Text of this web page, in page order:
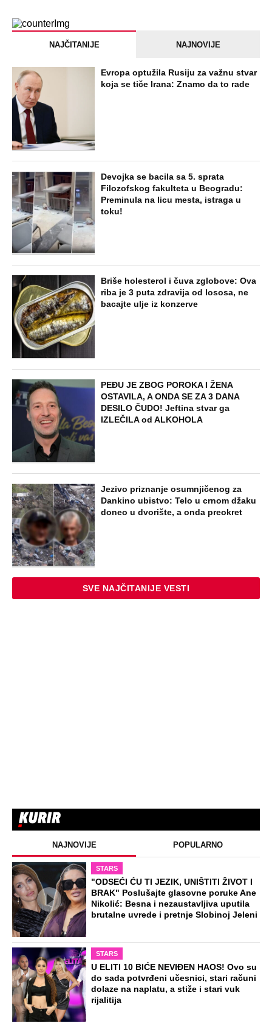
NAJČITANIJE NAJNOVIJE
Evropa optužila Rusiju za važnu stvar
koja se tiče Irana: Znamo da to rade
Devojka se bacila sa 5. sprata
Filozofskog fakulteta u Beogradu:
Preminula na licu mesta, istraga u
toku!
Briše holesterol i čuva zglobove: Ova
riba je 3 puta zdravija od lososa, ne
bacajte ulje iz konzerve
PEĐU JE ZBOG POROKA I ŽENA
OSTAVILA, A ONDA SE ZA 3 DANA
DESILO ČUDO! Jeftina stvar ga
IZLEČILA od ALKOHOLA
Jezivo priznanje osumnjičenog za
Dankino ubistvo: Telo u crnom džaku
doneo u dvorište, a onda preokret
SVE NAJČITANIJE VESTI
NAJNOVIJE POPULARNO
STARS
"ODSEĆI ĆU TI JEZIK, UNIŠTITI ŽIVOT I
BRAK" Poslušajte glasovne poruke Ane
Nikolić: Besna i nezaustavljiva uputila
brutalne uvrede i pretnje Slobinoj Jeleni
STARS
U ELITI 10 BIĆE NEVIĐEN HAOS! Ovo su
do sada potvrđeni učesnici, stari računi
dolaze na naplatu, a stiže i stari vuk
rijalitija